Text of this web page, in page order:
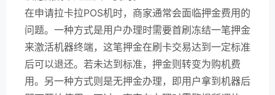
在申请拉卡拉POS机时，商家通常会面临押金费用的
问题。一种方式是用户办理时需要首刷冻结一笔押金
来激活机器终端，这笔押金在刷卡交易达到一定标准
后可以退还。若未达到标准，押金则转变为购机费
用。另一种方式则是无押金办理，即用户拿到机器后